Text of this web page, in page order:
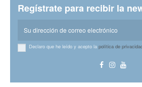
Regístrate para recibir la
Declaro que he leído y acepto la política de